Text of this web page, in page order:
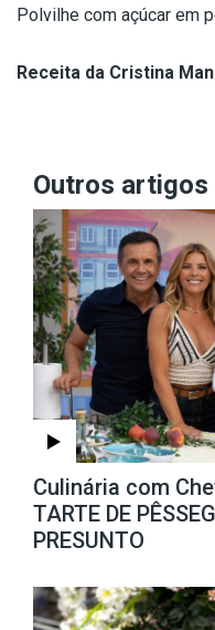
Polvilhe com açúcar em
Receita da Cristina
Outros artigos
Culinária com
TARTE DE
PRESUNTO